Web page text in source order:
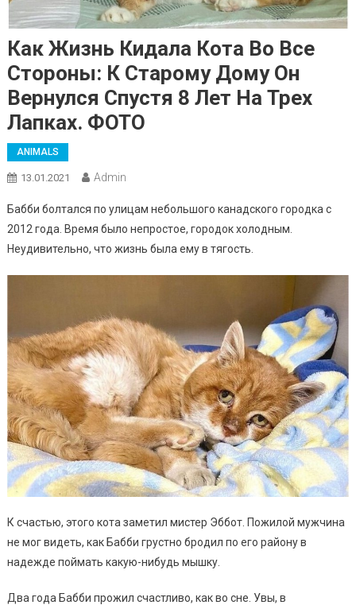
Как Жизнь Кидала Кота Во Все
Стороны: К Старому Дому Он
Вернулся Спустя 8 Лет На Трех
Лапках. ФОТО
ANIMALS
13.01.2021 Admin
Бабби болтался по улицам небольшого канадского городка с
2012 года. Время было непростое, городок холодным.
Неудивительно, что жизнь была ему в тягость.
К счастью, этого кота заметил мистер Эббот. Пожилой мужчина
не мог видеть, как Бабби грустно бродил по его району в
надежде поймать какую-нибудь мышку.
Два года Бабби прожил счастливо, как во сне. Увы, в